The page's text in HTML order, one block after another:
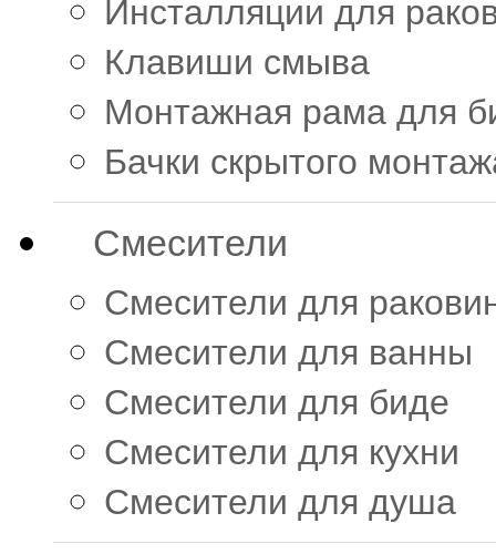
Инсталляции для
Клавиши смыва
Монтажная рама для
Бачки скрытого
Смесители
Смесители для
Смесители для ванны
Смесители для биде
Смесители для кухни
Смесители для душа